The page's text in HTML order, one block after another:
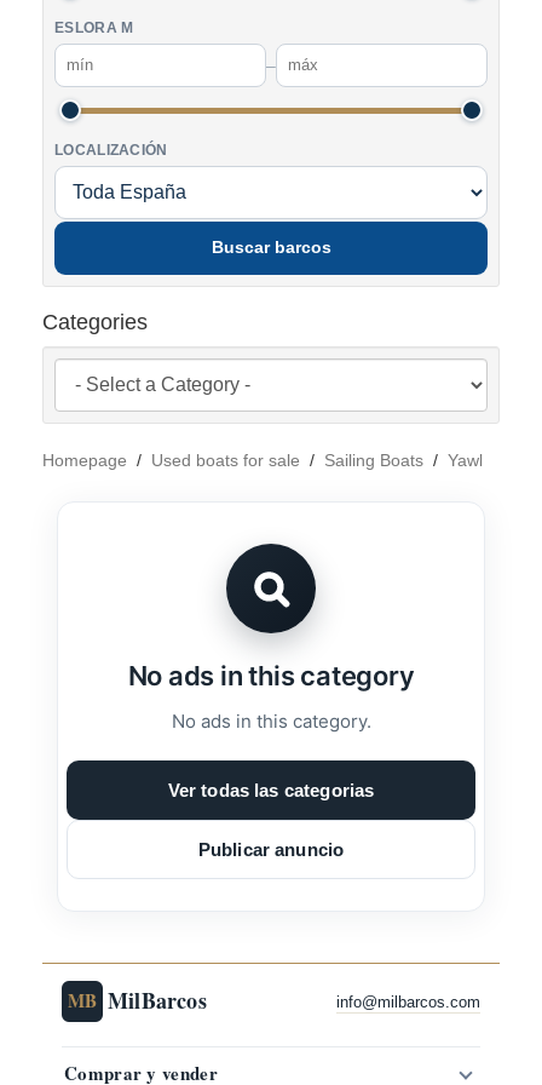
ESLORA M
–
LOCALIZACIÓN
Buscar barcos
Categories
Homepage / Used boats for sale / Sailing Boats / Yawl
No ads in this category
No ads in this category.
Ver todas las categorias
Publicar anuncio
MB MilBarcos info@milbarcos.com
Comprar y vender